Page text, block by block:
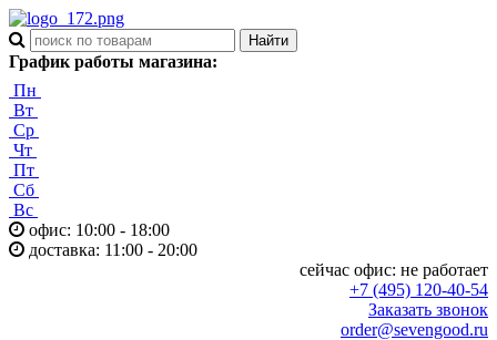
График работы магазина:
Пн
Вт
Ср
Чт
Пт
Сб
Вс
офис: 10:00 - 18:00
доставка: 11:00 - 20:00
сейчас офис: не работает
+7 (495) 120-40-54
Заказать звонок
order@sevengood.ru